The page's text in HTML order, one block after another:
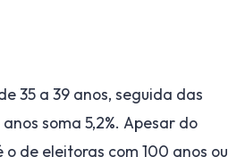
35 a 39 anos, seguida das
soma 5,2%. Apesar do
de eleitoras com 100 anos ou